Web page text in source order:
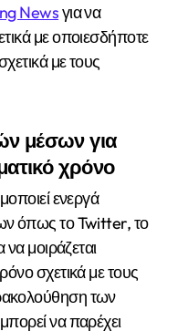
Newsγια να
με οποιεσδήποτε
με τους
μέσων για
χρόνο
ενεργά
όπως το Twitter, το
μοιράζεται
σχετικά με τους
των
να παρέχει